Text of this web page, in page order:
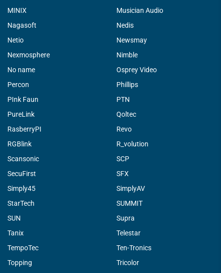
MINIX
Musician Audio
Nagasoft
Nedis
Netio
Newsmay
Nexmosphere
Nimble
No name
Osprey Video
Percon
Phillips
PInk Faun
PTN
PureLink
Qoltec
RasberryPI
Revo
RGBlink
R_volution
Scansonic
SCP
SecuFirst
SFX
Simply45
SimplyAV
StarTech
SUMMIT
SUN
Supra
Tanix
Telestar
TempoTec
Ten-Tronics
Topping
Tricolor